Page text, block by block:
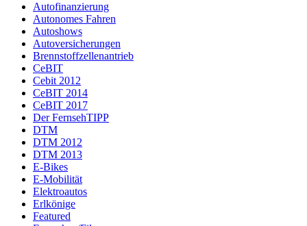
Autofinanzierung
Autonomes Fahren
Autoshows
Autoversicherungen
Brennstoffzellenantrieb
CeBIT
Cebit 2012
CeBIT 2014
CeBIT 2017
Der FernsehTIPP
DTM
DTM 2012
DTM 2013
E-Bikes
E-Mobilität
Elektroautos
Erlkönige
Featured